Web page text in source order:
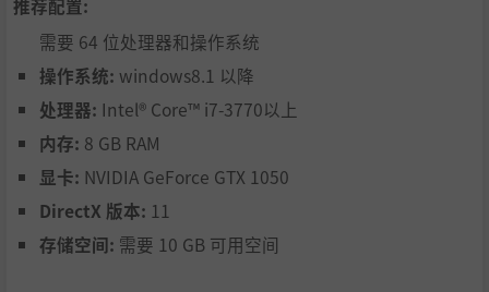
推荐配置:
需要 64 位处理器和操作系统
操作系统: windows8.1 以降
处理器: Intel® Core™ i7-3770以上
内存: 8 GB RAM
显卡: NVIDIA GeForce GTX 1050
DirectX 版本: 11
存储空间: 需要 10 GB 可用空间